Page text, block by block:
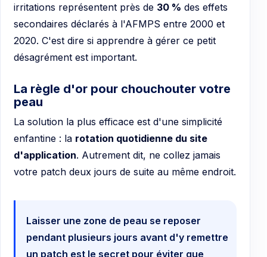
irritations représentent près de 30 % des effets
secondaires déclarés à l'AFMPS entre 2000 et
2020. C'est dire si apprendre à gérer ce petit
désagrément est important.
La règle d'or pour chouchouter votre
peau
La solution la plus efficace est d'une simplicité
enfantine : la rotation quotidienne du site
d'application. Autrement dit, ne collez jamais
votre patch deux jours de suite au même endroit.
Laisser une zone de peau se reposer
pendant plusieurs jours avant d'y remettre
un patch est le secret pour éviter que